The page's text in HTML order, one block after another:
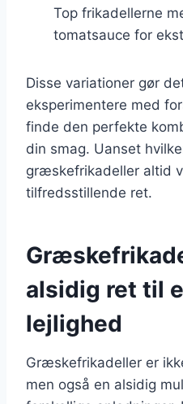
Top frikadellerne
tomatsauce for
Disse variationer gør
eksperimentere med
finde den perfekte
din smag. Uanset
græskefrikadeller altid
tilfredsstillende ret.
alsidig ret til
lejlighed
Græskefrikadeller er
men også en alsidig